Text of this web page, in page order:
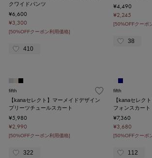
クワイドパンツ
¥6,600
¥3,300
[50%OFFクーポン利用価格]
410
¥4,490
¥2,245
[50%OFFクーポ
38
fifth
【kanaセレクト】マーメイドデザイン
プリーツチュールスカート
¥5,980
¥2,990
[50%OFFクーポン利用価格]
322
fifth
【kanaセレク
フォンスカート
¥7,360
¥3,680
[50%OFFクーポ
112